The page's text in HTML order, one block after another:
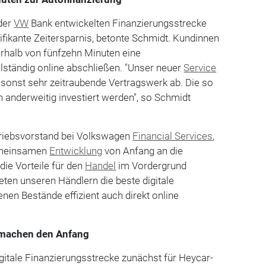
VW Bank entwickelten Finanzierungsstrecke
Zeitersparnis, betonte Schmidt. Kundinnen
von fünfzehn Minuten eine
online abschließen. "Unser neuer Service
sehr zeitraubende Vertragswerk ab. Die so
anderweitig investiert werden", so Schmidt
bei Volkswagen Financial Services,
Entwicklung von Anfang an die
Vorteile für den Handel im Vordergrund
unseren Händlern die beste digitale
Bestände effizient auch direkt online
den Anfang
Finanzierungsstrecke zunächst für Heycar-